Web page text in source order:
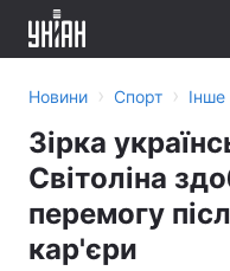
Новини › Спорт › Інше
Зірка
Світоліна
перемогу
кар'єри